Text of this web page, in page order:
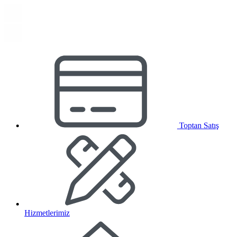
Toptan Satış
Hizmetlerimiz